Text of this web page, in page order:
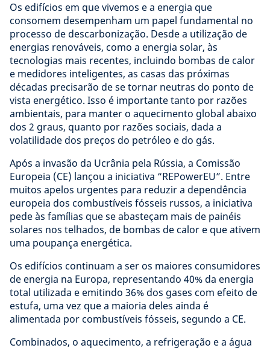
Os edifícios em que vivemos e a energia que
consomem desempenham um papel fundamental no
processo de descarbonização. Desde a utilização de
energias renováveis, como a energia solar, às
tecnologias mais recentes, incluindo bombas de calor
e medidores inteligentes, as casas das próximas
décadas precisarão de se tornar neutras do ponto de
vista energético. Isso é importante tanto por razões
ambientais, para manter o aquecimento global abaixo
dos 2 graus, quanto por razões sociais, dada a
volatilidade dos preços do petróleo e do gás.
Após a invasão da Ucrânia pela Rússia, a Comissão
Europeia (CE) lançou a iniciativa “REPowerEU”. Entre
muitos apelos urgentes para reduzir a dependência
europeia dos combustíveis fósseis russos, a iniciativa
pede às famílias que se abasteçam mais de painéis
solares nos telhados, de bombas de calor e que ativem
uma poupança energética.
Os edifícios continuam a ser os maiores consumidores
de energia na Europa, representando 40% da energia
total utilizada e emitindo 36% dos gases com efeito de
estufa, uma vez que a maioria deles ainda é
alimentada por combustíveis fósseis, segundo a CE.
Combinados, o aquecimento, a refrigeração e a água